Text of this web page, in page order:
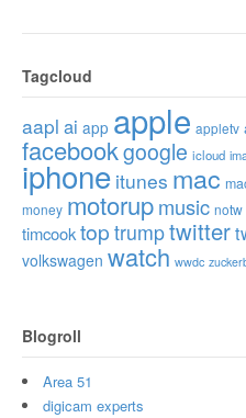
Tagcloud
aapl ai app apple appletv
facebookgoogle icloud
iphone itunes mac
money motorupmusic notw
timcooktop trumptwitter
volkswagen watch wwdc
Blogroll
Area 51
digicam experts